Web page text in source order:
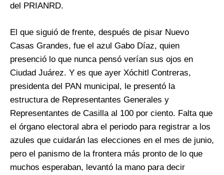
del PRIANRD.
El que siguió de frente, después de pisar Nuevo
Casas Grandes, fue el azul Gabo Díaz, quien
presenció lo que nunca pensó verían sus ojos en
Ciudad Juárez. Y es que ayer Xóchitl Contreras,
presidenta del PAN municipal, le presentó la
estructura de Representantes Generales y
Representantes de Casilla al 100 por ciento. Falta que
el órgano electoral abra el periodo para registrar a los
azules que cuidarán las elecciones en el mes de junio,
pero el panismo de la frontera más pronto de lo que
muchos esperaban, levantó la mano para decir